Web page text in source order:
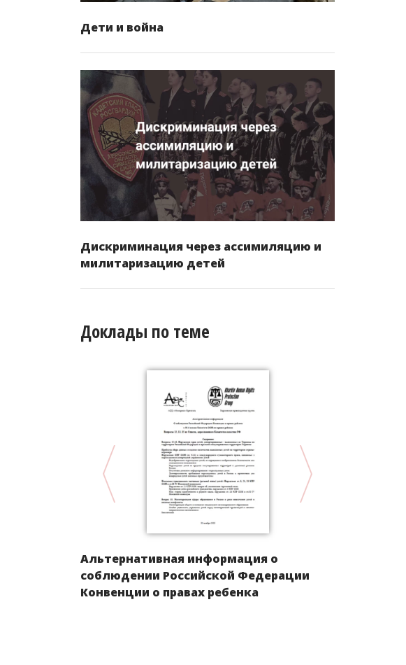
Дети и война
Дискриминация через ассимиляцию и
милитаризацию детей
Доклады по теме
Альтернативная информация о
соблюдении Российской Федерации
Конвенции о правах ребенка